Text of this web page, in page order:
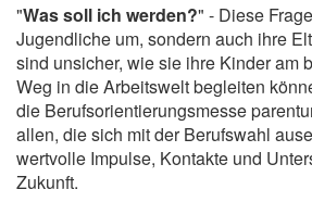
"Was soll ich werden?" - Diese
Jugendliche um, sondern auch ihre
sind unsicher, wie sie ihre Kinder am
Weg in die Arbeitswelt begleiten
die Berufsorientierungsmesse
allen, die sich mit der Berufswahl
wertvolle Impulse, Kontakte und
Zukunft.